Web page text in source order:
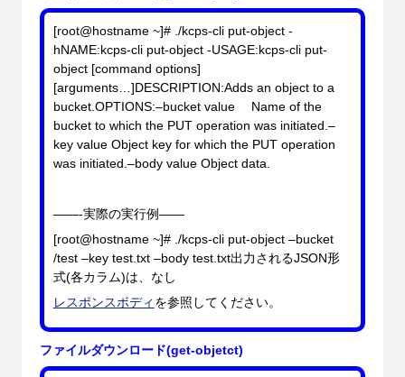
[root@hostname ~]# ./kcps-cli put-object -
hNAME:kcps-cli put-object -USAGE:kcps-cli put-
object [command options]
[arguments…]DESCRIPTION:Adds an object to a
bucket.OPTIONS:–bucketvalueName of the
bucket to which the PUT operation was initiated.–
key valueObject key for which the PUT operation
was initiated.–body value Object data.
——-実際の実行例——
[root@hostname ~]# ./kcps-cli put-object –bucket
/test –key test.txt –body test.txt出力されるJSON形
式(各カラム)は、なし
レスポンスボディ を参照してください。
ファイルダウンロード(get-objetct)